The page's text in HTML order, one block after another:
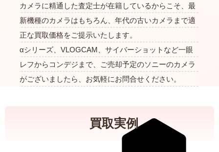
カメラに精通した査定士が在籍しているからこそ、最
新機種のカメラはもちろん、年代の古いカメラまで適
正な買取価格をご提示いたします。
αシリーズ、VLOGCAM、サイバーショットなど一眼
レフからコンデジまで、ご売却予定のソニーのカメラ
がございましたら、お気軽にお問合せください。
買取実例